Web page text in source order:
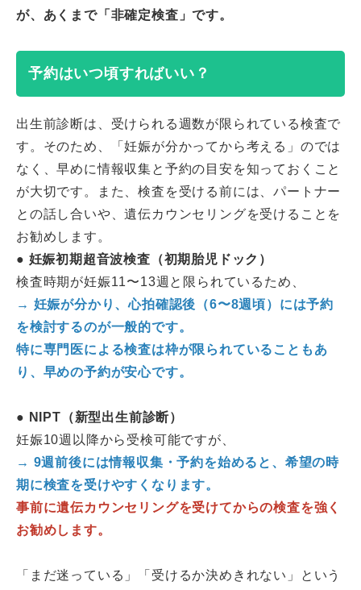
が、あくまで「非確定検査」です。
予約はいつ頃すればいい？
出生前診断は、受けられる週数が限られている検査で
す。そのため、「妊娠が分かってから考える」のでは
なく、早めに情報収集と予約の目安を知っておくこと
が大切です。また、検査を受ける前には、パートナー
との話し合いや、遺伝カウンセリングを受けることを
お勧めします。
● 妊娠初期超音波検査（初期胎児ドック）
検査時期が妊娠11〜13週と限られているため、
→ 妊娠が分かり、心拍確認後（6〜8週頃）には予約
を検討するのが一般的です。
特に専門医による検査は枠が限られていることもあ
り、早めの予約が安心です。
● NIPT（新型出生前診断）
妊娠10週以降から受検可能ですが、
→ 9週前後には情報収集・予約を始めると、希望の時
期に検査を受けやすくなります。
事前に遺伝カウンセリングを受けてからの検査を強く
お勧めします。
「まだ迷っている」「受けるか決めきれない」という